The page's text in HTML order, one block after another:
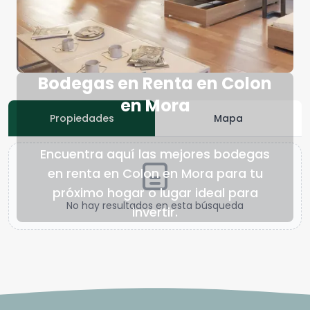
Bodegas en Renta en Colon
en Mora
Encuentra aquí las mejores bodegas
en renta en Colon en Mora para tu
próximo hogar o lugar ideal para
invertir.
Propiedades Mapa
No hay resultados en esta búsqueda